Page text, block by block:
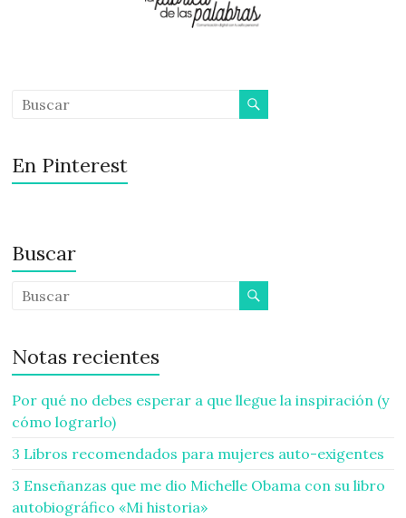
En Pinterest
Buscar
Notas recientes
Por qué no debes esperar a que llegue la inspiración (y
cómo lograrlo)
3 Libros recomendados para mujeres auto-exigentes
3 Enseñanzas que me dio Michelle Obama con su libro
autobiográfico «Mi historia»